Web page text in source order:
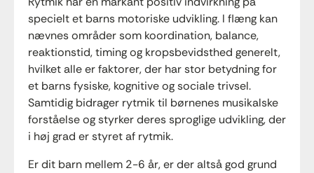
specielt et barns motoriske udvikling. I flæng kan
nævnes områder som koordination, balance,
reaktionstid, timing og kropsbevidsthed generelt,
hvilket alle er faktorer, der har stor betydning for
et barns fysiske, kognitive og sociale trivsel.
Samtidig bidrager rytmik til børnenes musikalske
forståelse og styrker deres sproglige udvikling, der
i høj grad er styret af rytmik.
Er dit barn mellem 2-6 år, er der altså god grund